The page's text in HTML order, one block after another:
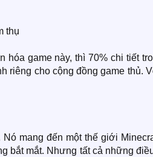
thụ
game này, thì 70% chi tiết
riêng cho cộng đồng game thủ.
mang đến một thế giới
bắt mắt. Nhưng tất cả những